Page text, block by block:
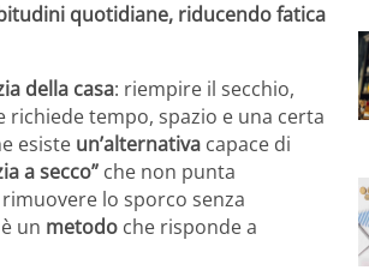
quotidiane, riducendo fatica
della casa: riempire il secchio,
tempo, spazio e una certa
esiste un’alternativa capace di
a secco” che non punta
lo sporco senza
un metodo che risponde a